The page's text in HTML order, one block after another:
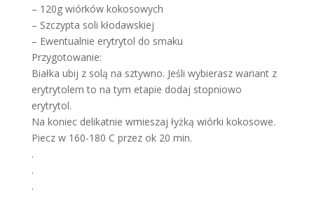
– 120g wiórków kokosowych
– Szczypta soli kłodawskiej
– Ewentualnie erytrytol do smaku
Przygotowanie:
Białka ubij z solą na sztywno. Jeśli wybierasz wariant z
erytrytolem to na tym etapie dodaj stopniowo
erytrytol.
Na koniec delikatnie wmieszaj łyżką wiórki kokosowe.
Piecz w 160-180 C przez ok 20 min.
.
.
.